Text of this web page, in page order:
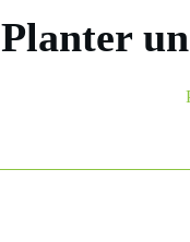
Planter